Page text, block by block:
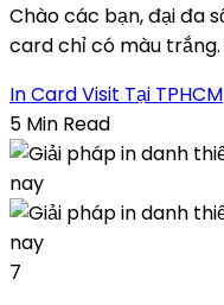
Chào các bạn, đại đa
card chỉ có màu trắng.
In Card Visit Tại TPHCM
5 Min Read
7